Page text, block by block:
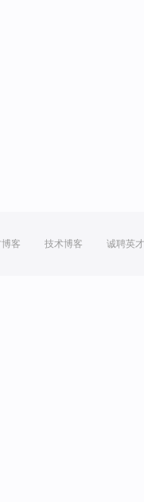
客 技术博客 诚聘英才